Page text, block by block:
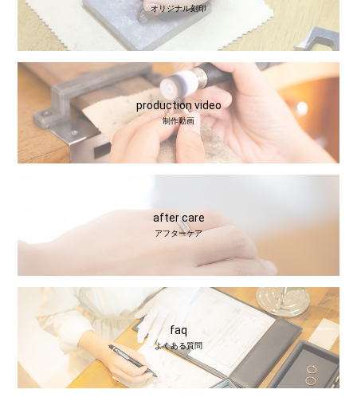
オリジナル刻印
production video
制作動画
after care
アフターケア
faq
よくある質問